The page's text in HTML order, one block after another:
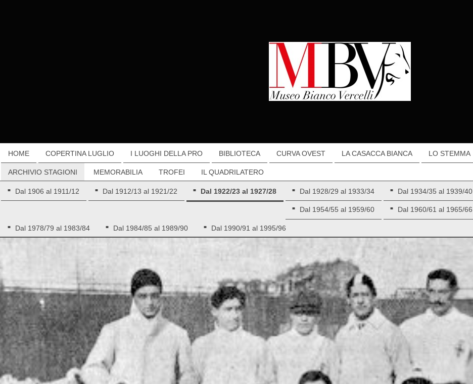
HOME COPERTINA LUGLIO I LUOGHI DELLA PRO BIBLIOTECA CURVA OVEST LA CASACCA BIANCA LO STEMMA
ARCHIVIO STAGIONI MEMORABILIA TROFEI IL QUADRILATERO
Dal 1906 al 1911/12 Dal 1912/13 al 1921/22 Dal 1922/23 al 1927/28 Dal 1928/29 al 1933/34 Dal 1934/35 al 1939/40
Dal 1954/55 al 1959/60 Dal 1960/61 al 1965/66
Dal 1978/79 al 1983/84 Dal 1984/85 al 1989/90 Dal 1990/91 al 1995/96